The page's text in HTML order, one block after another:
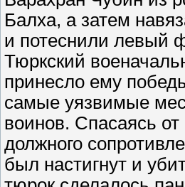
Балха, а затем
и потеснили левый
Тюркский
принесло ему
самые уязвимые
воинов. Спасаясь
должного
был настигнут и